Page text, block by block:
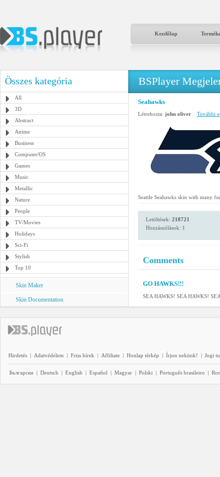
Kezdőlap
Összes kategória
All
3D
Abstract
Anime
Business
Computer/OS
Games
Music
Metallic
Nature
People
TV/Movies
Holidays
Sci-Fi
Stylish
Top 10
Skin Maker
Skin Documentation
BSPlayer
Seahawks
Létrehozta: john oliver További
Seattle Seahawks skin with many
Letöltések: 218721
Hozzászólások: 1
Comments
GO HAWKS!!!
SEA HAWKS! SEA HAWKS!
Hirdetés | Adatvédelem | Friss hírek | Affiliate | Honlap térkép | Írjon nekünk! | Jogi
Български | Deutsch | English | Español | Magyar | Polski | Português brasileiro |